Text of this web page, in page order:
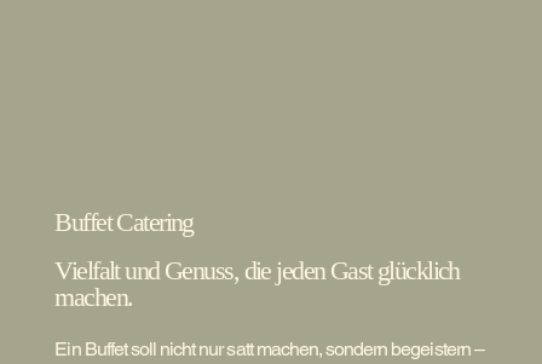
Buffet Catering
Vielfalt und Genuss, die jeden Gast glücklich
machen.
Ein Buffet soll nicht nur satt machen, sondern begeistern –